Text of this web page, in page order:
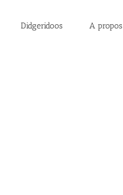
Didgeridoos A propos